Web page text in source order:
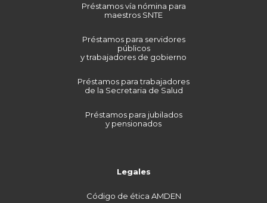
Préstamos vía nómina para
maestros SNTE
Préstamos para servidores
públicos
y trabajadores de gobierno
Préstamos para trabajadores
de la Secretaria de Salud
Préstamos para jubilados
y pensionados
Legales
Código de ética AMDEN